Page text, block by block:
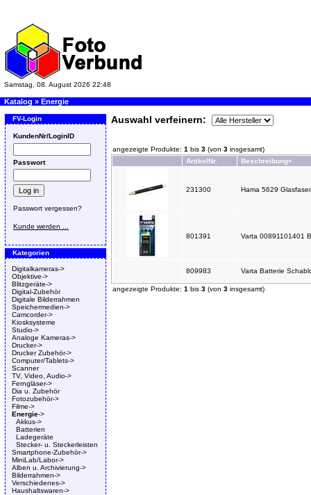
Samstag, 08. August 2026 22:48
Katalog » Energie
FV-Login
KundenNr/LoginID
Passwort
Passwort vergessen?
Kunde werden ...
Kategorien
Digitalkameras->
Objektive->
Blitzgeräte->
Digital-Zubehör
Digitale Bilderrahmen
Speichermedien->
Camcorder->
Kiosksysteme
Studio->
Analoge Kameras->
Drucker->
Drucker Zubehör->
Computer/Tablets->
Scanner
TV, Video, Audio->
Ferngläser->
Dia u. Zubehör
Fotozubehör->
Filme->
Energie->
Akkus->
Batterien
Ladegeräte
Stecker- u. Steckerleisten
Smartphone-Zubehör->
MiniLab/Labor->
Alben u. Archivierung->
Bilderrahmen->
Verschiedenes->
Haushaltswaren->
Auswahl verfeinern:
angezeigte Produkte: 1 bis 3 (von 3 insgesamt)
ArtikelNr.
Beschreibung+
231300 Hama 5629
801391 Varta 00891101401
809983 Varta Batterie
angezeigte Produkte: 1 bis 3 (von 3 insgesamt)